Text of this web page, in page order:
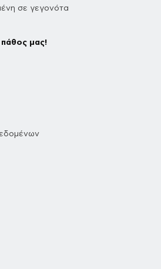
σε γεγονότα
μας!